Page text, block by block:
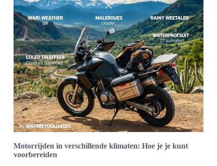
Motorrijden in verschillende klimaten: Hoe je je kunt
voorbereiden